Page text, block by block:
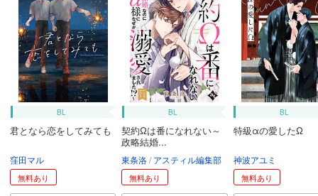
BL
君となら恋をしてみても
窪田マル
無料あり
BL
契約Ωは番になれない～
政略結婚...
東条洛 アスティル編集部
無料あり
BL
特級αの愛したΩ
神波アユミ
無料あり